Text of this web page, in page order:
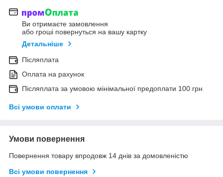
Ви отримаєте замовлення
або гроші повернуться на вашу картку
Детальніше
Післяплата
Оплата на рахунок
Післяплата за умовою мінімальної предоплати 100 грн
Всі умови оплати
Умови повернення
Повернення товару впродовж 14 днів за домовленістю
Всі умови повернення